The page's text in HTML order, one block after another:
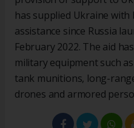
has supplied Ukraine
assistance since Russia
February 2022. The aid
military equipment such
tank munitions, long-
drones and armored